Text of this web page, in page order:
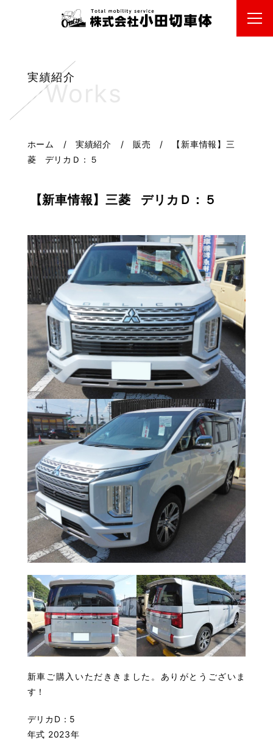
実績紹介
ホーム /実績紹介 / 販売 /
【新車情報】三
菱 デリカＤ：５
【新車情報】三菱 デリカＤ：５
新車ご購入いただききました。ありがとうございま
す！
デリカD：5
年式 2023年